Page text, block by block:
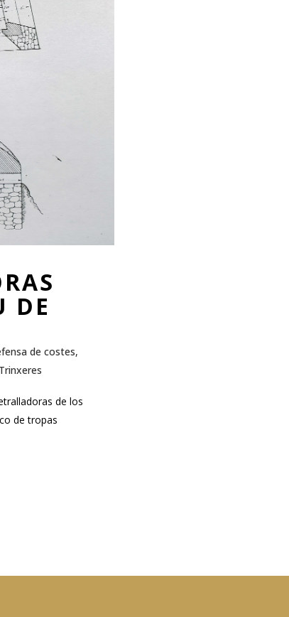
DE
de costes,
Trinxeres
de los
de tropas